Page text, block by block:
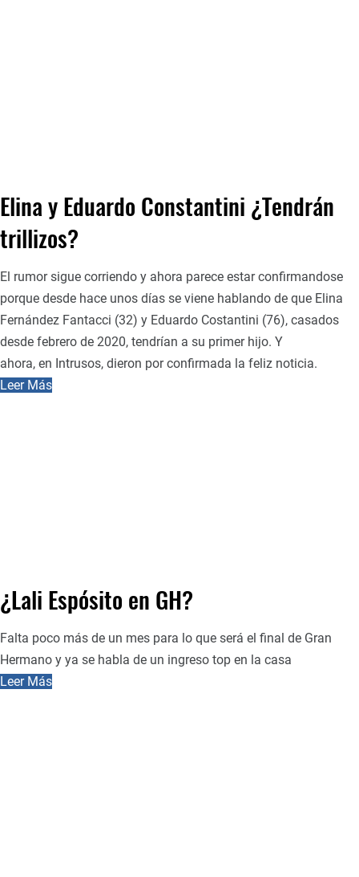
Elina y Eduardo Constantini ¿Tendrán
trillizos?
El rumor sigue corriendo y ahora parece estar confirmandose
porque desde hace unos días se viene hablando de que Elina
Fernández Fantacci (32) y Eduardo Costantini (76), casados
desde febrero de 2020, tendrían a su primer hijo. Y
ahora, en Intrusos, dieron por confirmada la feliz noticia.
Leer Más
¿Lali Espósito en GH?
Falta poco más de un mes para lo que será el final de Gran
Hermano y ya se habla de un ingreso top en la casa
Leer Más